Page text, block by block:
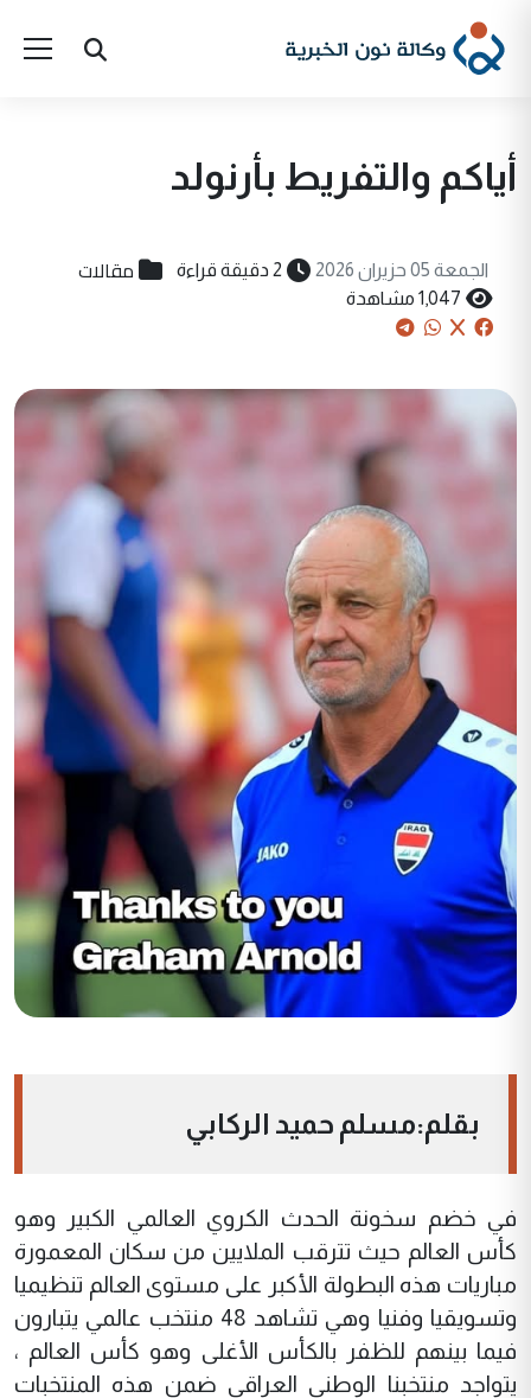
أياكم والتفريط بأرنولد
الجمعة 05 حزيران 2026 2 دقيقة قراءة مقالات
1,047 مشاهدة
بقلم:مسلم حميد الركابي
في خضم سخونة الحدث الكروي العالمي الكبير وهو
كأس العالم حيث تترقب الملايين من سكان المعمورة
مباريات هذه البطولة الأكبر على مستوى العالم تنظيميا
وتسويقيا وفنيا وهي تشاهد 48 منتخب عالمي يتبارون
فيما بينهم للظفر بالكأس الأغلى وهو كأس العالم ،
يتواجد منتخبنا الوطني العراقي ضمن هذه المنتخبات